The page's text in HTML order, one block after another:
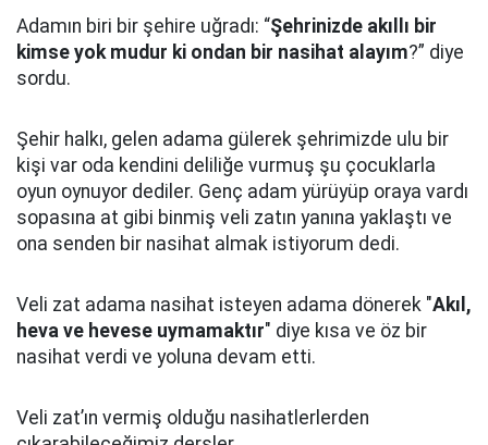
Adamın biri bir şehire uğradı: “Şehrinizde akıllı bir
kimse yok mudur ki ondan bir nasihat alayım?” diye
sordu.
Şehir halkı, gelen adama gülerek şehrimizde ulu bir
kişi var oda kendini deliliğe vurmuş şu çocuklarla
oyun oynuyor dediler. Genç adam yürüyüp oraya vardı
sopasına at gibi binmiş veli zatın yanına yaklaştı ve
ona senden bir nasihat almak istiyorum dedi.
Veli zat adama nasihat isteyen adama dönerek "Akıl,
heva ve hevese uymamaktır" diye kısa ve öz bir
nasihat verdi ve yoluna devam etti.
Veli zat’ın vermiş olduğu nasihatlerlerden